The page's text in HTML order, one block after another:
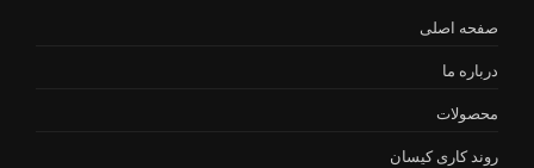
صفحه اصلی
درباره ما
محصولات
روند کاری کیسان